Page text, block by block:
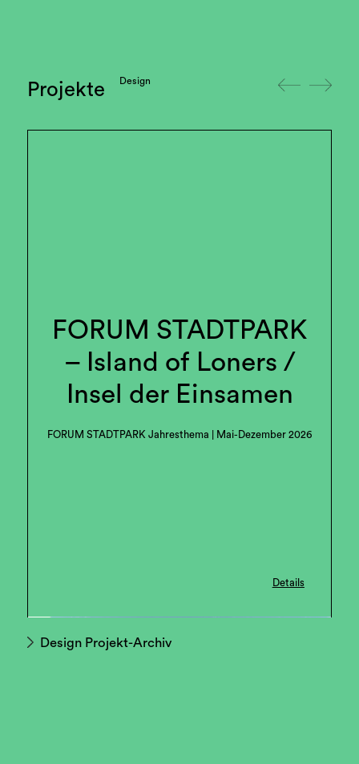
Projekte Design
FORUM STADTPARK
– Island of Loners /
Insel der Einsamen
FORUM STADTPARK Jahresthema | Mai-Dezember 2026
Details
Design Projekt-Archiv